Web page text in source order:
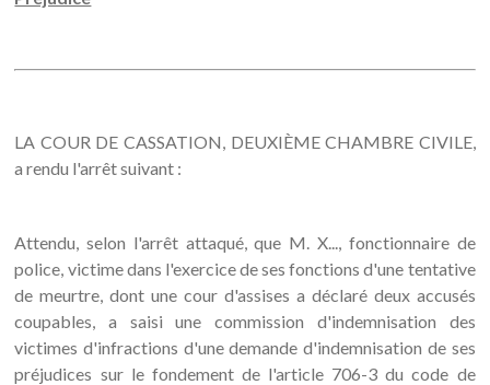
LA COUR DE CASSATION, DEUXIÈME CHAMBRE CIVILE,
a rendu l'arrêt suivant :
Attendu, selon l'arrêt attaqué, que M. X..., fonctionnaire de
police, victime dans l'exercice de ses fonctions d'une tentative
de meurtre, dont une cour d'assises a déclaré deux accusés
coupables, a saisi une commission d'indemnisation des
victimes d'infractions d'une demande d'indemnisation de ses
préjudices sur le fondement de l'article 706-3 du code de